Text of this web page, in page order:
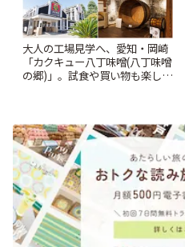
大人の工場見学へ、愛知・岡崎
「カクキュー八丁味噌(八丁味噌
の郷)」。試食や買い物も楽しみ